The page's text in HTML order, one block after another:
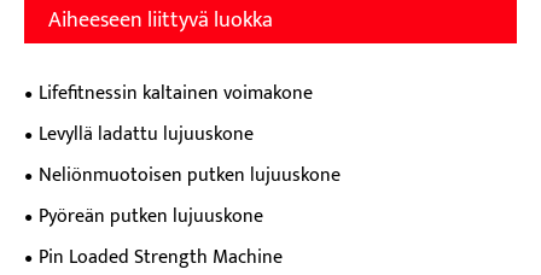
Aiheeseen liittyvä luokka
Lifefitnessin kaltainen voimakone
Levyllä ladattu lujuuskone
Neliönmuotoisen putken lujuuskone
Pyöreän putken lujuuskone
Pin Loaded Strength Machine